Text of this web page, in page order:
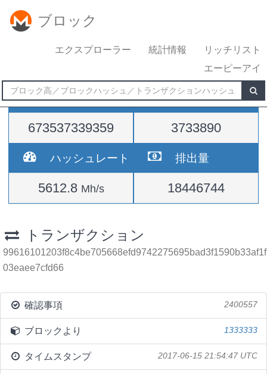
ブロック
エクスプローラー 統計情報
リッチリスト
エーピーアイ
難易度
673537339359
高さ
3733890
ハッシュレート
5612.8 Mh/s
排出量
18446744
トランザクション
99616101203f8c4be705668efd9742275695bad3f1590b33af1f
03eaee7cfd66
確認事項 2400557
ブロックより 1333333
タイムスタンプ 2017-06-15 21:54:47 UTC